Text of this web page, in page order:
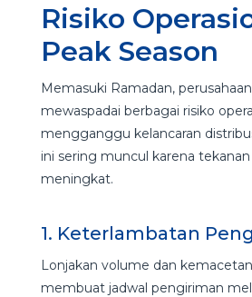
Risiko
Peak Season
Memasuki Ramadan,
mewaspadai berbagai risiko
mengganggu kelancaran
ini sering muncul karena
meningkat.
1. Keterlambatan
Lonjakan volume dan
membuat jadwal pengiriman